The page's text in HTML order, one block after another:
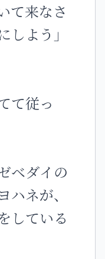
て来なさ
よう」
て従っ
ベダイの
ネが、
している